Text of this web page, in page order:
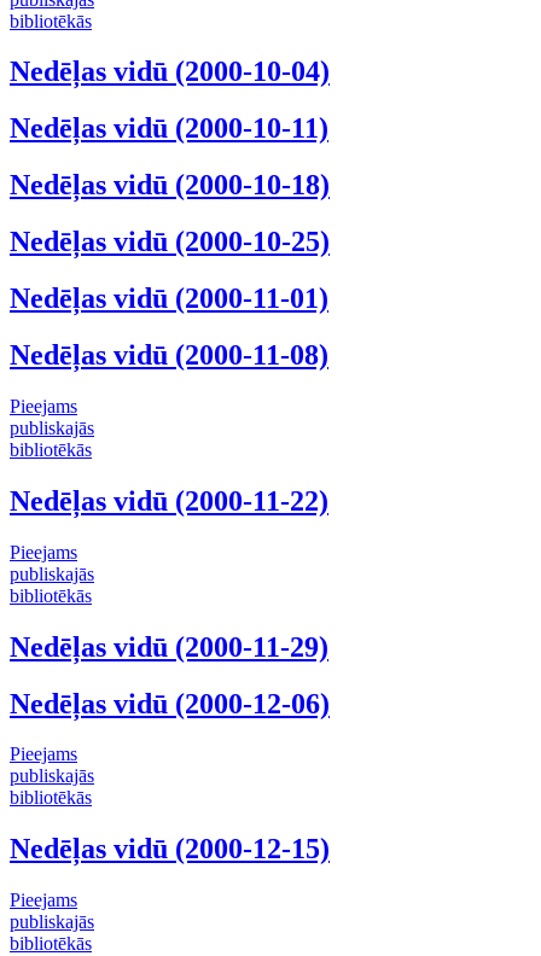
bibliotēkās
Nedēļas vidū (2000-10-04)
Nedēļas vidū (2000-10-11)
Nedēļas vidū (2000-10-18)
Nedēļas vidū (2000-10-25)
Nedēļas vidū (2000-11-01)
Nedēļas vidū (2000-11-08)
Pieejams
publiskajās
bibliotēkās
Nedēļas vidū (2000-11-22)
Pieejams
publiskajās
bibliotēkās
Nedēļas vidū (2000-11-29)
Nedēļas vidū (2000-12-06)
Pieejams
publiskajās
bibliotēkās
Nedēļas vidū (2000-12-15)
Pieejams
publiskajās
bibliotēkās